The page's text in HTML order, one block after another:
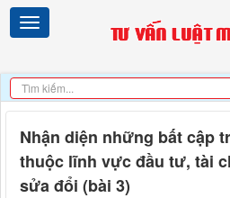
Nhận diện những bất cập
thuộc lĩnh vực đầu tư, tài
sửa đổi (bài 3)